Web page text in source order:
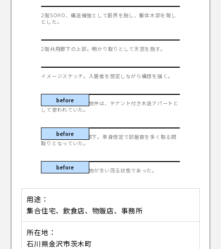
2階SOHO、構造補強として筋界を施し、躯体木部を現し
とした。
2階共用廊下の上部。明かり取りとして天窓を施す。
イメージスケッチ。入居者を想定しながら構想を描く。
角地に建つ大きな当物件は、テナント付き木造アパートと
して使われていた。
2階アパートの共用廊下。単身想定で部屋数を多く取る間
取りとなっていた。
一部、建物内部に植物が生い茂る状態であった。
用途
集合住宅、飲食店、物販店、事務所
所在地
石川県金沢市茨木町